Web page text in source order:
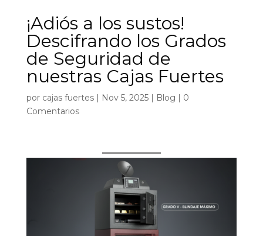
¡Adiós a los sustos!
Descifrando los Grados
de Seguridad de
nuestras Cajas Fuertes
por cajas fuertes| Nov 5, 2025| Blog | 0
Comentarios